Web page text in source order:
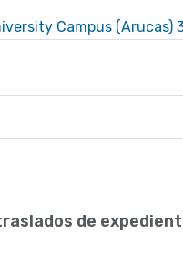
Campus (Arucas)
de